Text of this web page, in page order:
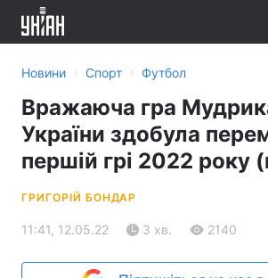
Новини › Спорт › Футбол
Вражаюча гра
України здобула
першій грі 2022 року
ГРИГОРІЙ БОНДАР
11:41, 12.05.22 3 хв. 2140